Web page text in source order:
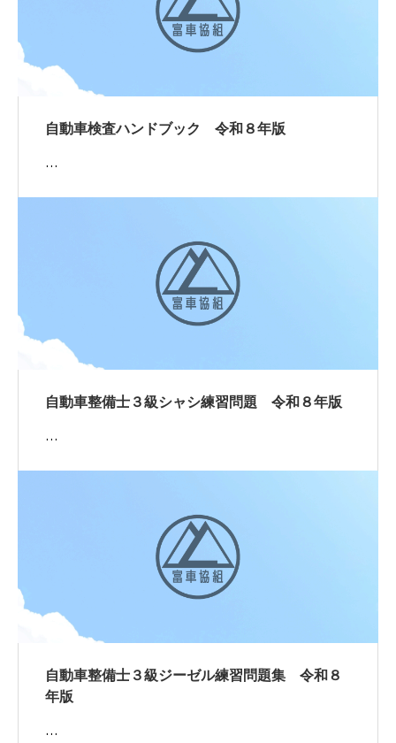
自動車検査ハンドブック 令和８年版
…
自動車整備士３級シャシ練習問題 令和８年版
…
自動車整備士３級ジーゼル練習問題集 令和８
年版
…